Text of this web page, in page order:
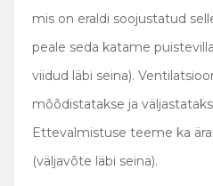
mis on eraldi soojustatud
peale seda katame
viidud läbi seina).
mõõdistatakse ja
Ettevalmistuse teeme ka
(väljavõte läbi seina).